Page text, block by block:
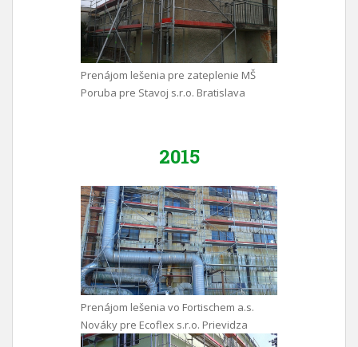
Prenájom lešenia pre zateplenie MŠ
Poruba pre Stavoj s.r.o. Bratislava
2015
Prenájom lešenia vo Fortischem a.s.
Nováky pre Ecoflex s.r.o. Prievidza